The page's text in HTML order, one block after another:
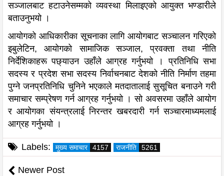
सञ्जालबाट हटाउनेसम्मको व्यवस्था मिलाइएको आयुक्त भण्डारीले
बताउनुभयो ।
आयोगको आधिकारीका सूचनाका लागि आयोगबाट सञ्चालन गरिएको
इबुलेटिन, आयोगको सामाजिक सञ्जाल, प्रवक्ता तथा नीति
निर्देशिकाहरू पछ्याउन उहाँले आग्रह गर्नुभयो । प्रतिनिधि सभा
सदस्य र प्रदेश सभा सदस्य निर्वाचनबाट देशको नीति निर्माण तहमा
पुग्ने जनप्रतिनिधि चुनिने भएकाले मतदातालाई सुसूचित बनाउने गरी
समाचार सम्प्रेषण गर्न आग्रह गर्नुभयो । सो अवसरमा उहाँले आयोग
र आयोगका संयन्त्रलाई निरन्तर खबरदारी गर्न सञ्चारमाध्यमलाई
आग्रह गर्नुभयो ।
Labels: मुख्य समाचार 4157 राजनीति 5261
Newer Post